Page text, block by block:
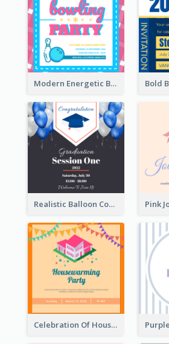
Modern Energetic Bowling Invitation Design
Realistic Balloon Cool Graduation Ceremony Design
Celebration Of Housewarming Party Invitation